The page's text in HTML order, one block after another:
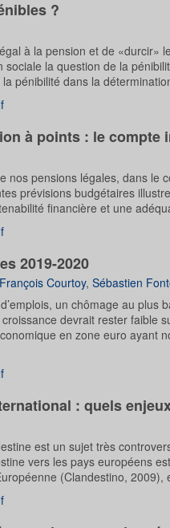
?
à la pension et de
la question de la
pénibilité dans la
à points : le
nos pensions légales, dans le
prévisions budgétaires
financière et une
2019-2020
François Courtoy, Sébastien
un chômage au plus
devrait rester faible
en zone euro ayant
: quels
est un sujet très
vers les pays européens
(Clandestino,